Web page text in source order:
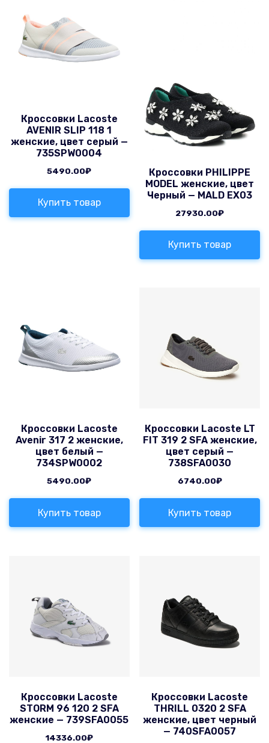
Кроссовки Lacoste
AVENIR SLIP 118 1
женские, цвет серый —
735SPW0004
5490.00₽
Купить товар
Кроссовки PHILIPPE
MODEL женские, цвет
Черный — MALD EX03
27930.00₽
Купить товар
Кроссовки Lacoste
Avenir 317 2 женские,
цвет белый —
734SPW0002
5490.00₽
Купить товар
Кроссовки Lacoste LT
FIT 319 2 SFA женские,
цвет серый —
738SFA0030
6740.00₽
Купить товар
Кроссовки Lacoste
STORM 96 120 2 SFA
женские — 739SFA0055
14336.00₽
Кроссовки Lacoste
THRILL 0320 2 SFA
женские, цвет черный
— 740SFA0057